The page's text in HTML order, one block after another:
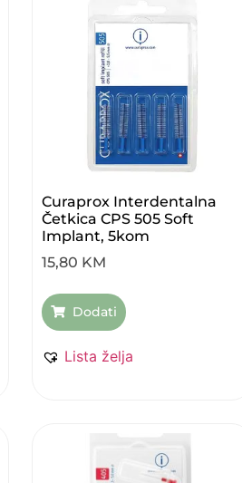
Curaprox Interdentalna
Četkica CPS 505 Soft
Implant, 5kom
15,80 KM
Dodati
Lista želja